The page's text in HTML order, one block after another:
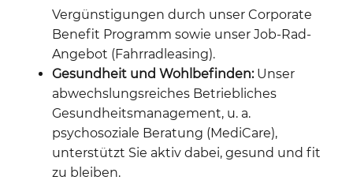
Vergünstigungen durch unser Corporate
Benefit Programm sowie unser Job-Rad-
Angebot (Fahrradleasing).
Gesundheit und Wohlbefinden:Unser
abwechslungsreiches Betriebliches
Gesundheitsmanagement, u. a.
psychosoziale Beratung (MediCare),
unterstützt Sie aktiv dabei, gesund und fit
zu bleiben.